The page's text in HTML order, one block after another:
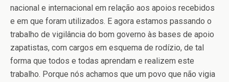
nacional e internacional em relação aos apoios recebidos
e em que foram utilizados. E agora estamos passando o
trabalho de vigilância do bom governo às bases de apoio
zapatistas, com cargos em esquema de rodízio, de tal
forma que todos e todas aprendam e realizem este
trabalho. Porque nós achamos que um povo que não vigia